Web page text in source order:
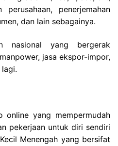
penerjemahan
dan lain sebagainya.
nasional yang bergerak
jasa ekspor-impor,
online yang mempermudah
pekerjaan untuk diri sendiri
Menengah yang bersifat